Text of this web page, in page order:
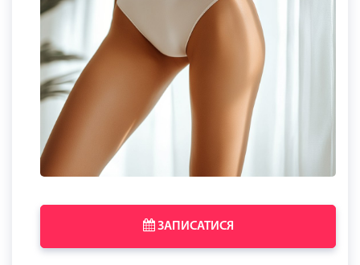
ЗАПИСАТИСЯ